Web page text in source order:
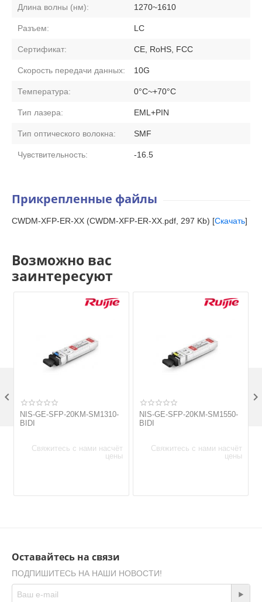
Длина волны (нм): 1270~1610
Разъем: LC
Сертификат: CE, RoHS, FCC
Скорость передачи данных: 10G
Температура: 0°C~+70°C
Тип лазера: EML+PIN
Тип оптического волокна: SMF
Чувствительность: -16.5
Прикрепленные файлы
CWDM-XFP-ER-XX (CWDM-XFP-ER-XX.pdf, 297 Kb) [Скачать]
Возможно вас
заинтересуют
NIS-GE-SFP-20KM-SM1310-
BIDI
Свяжитесь с нами насчёт
цены
NIS-GE-SFP-20KM-SM1550-
BIDI
Свяжитесь с нами насчёт
цены
 
Оставайтесь на связи
ПОДПИШИТЕСЬ НА НАШИ НОВОСТИ!